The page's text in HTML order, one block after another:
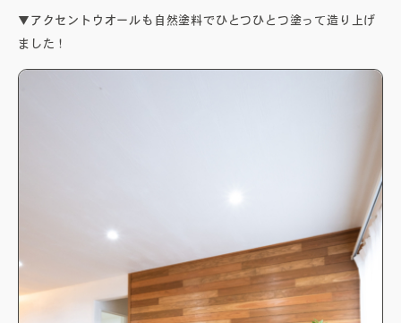
▼アクセントウオールも自然塗料でひとつひとつ塗って造り上げ
ました！